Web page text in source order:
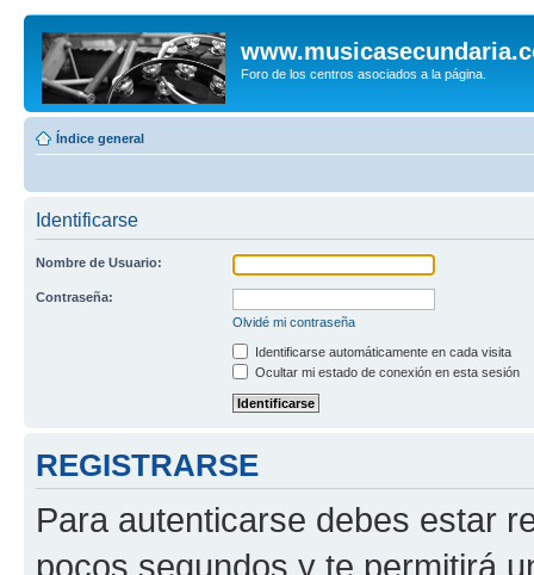
Foro de los centros asociados a la página.
Índice general
Identificarse
Nombre de Usuario:
Contraseña:
Olvidé mi contraseña
Identificarse automáticamente en cada visita
Ocultar mi estado de conexión en esta sesión
REGISTRARSE
Para autenticarse debes estar
pocos segundos y te permitirá